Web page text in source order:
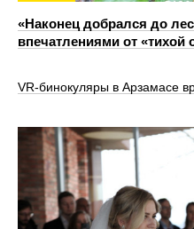
«Наконец добрался до
впечатлениями от «тихой
VR‑бинокуляры в Арзамасе